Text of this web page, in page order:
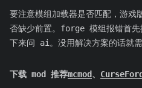
要注意模组加载器是否匹配，游戏
否缺少前置。forge 模组报错首先
下来问 ai。没用解决方案的话就需
下载 mod 推荐mcmod、